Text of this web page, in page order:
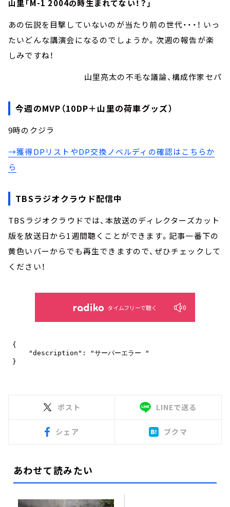
山里「M-1 2004の時生まれてない！？」
あの伝説を目撃していないのが当たり前の世代・・・！ いっ
たいどんな講演会になるのでしょうか。次週の報告が楽
しみですね！
山里亮太の不毛な議論、構成作家セパ
今週のMVP（10DP＋山里の荷車グッズ）
9時のクジラ
→獲得DPリストやDP交換ノベルディの確認はこちらか
ら
TBSラジオクラウド配信中
TBSラジオクラウドでは、本放送のディレクターズカット
版を放送日から1週間聴くことができます。記事一番下の
黄色いバーからでも再生できますので、ぜひチェックして
ください！
タイムフリーで聴く
ポスト LINEで送る
シェア ブクマ
あわせて読みたい